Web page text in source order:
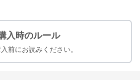
入時のルール
前にお読みください。